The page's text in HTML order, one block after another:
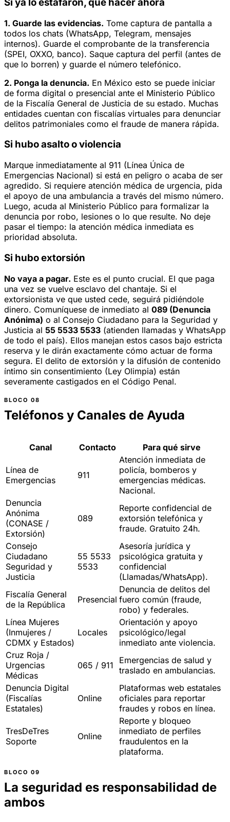
1. Guarde las evidencias. Tome captura de pantalla a
todos los chats (WhatsApp, Telegram, mensajes
internos). Guarde el comprobante de la transferencia
(SPEI, OXXO, banco). Saque captura del perfil (antes de
que lo borren) y guarde el número telefónico.
2. Ponga la denuncia. En México esto se puede iniciar
de forma digital o presencial ante el Ministerio Público
de la Fiscalía General de Justicia de su estado. Muchas
entidades cuentan con fiscalías virtuales para denunciar
delitos patrimoniales como el fraude de manera rápida.
Si hubo asalto o violencia
Marque inmediatamente al 911 (Línea Única de
Emergencias Nacional) si está en peligro o acaba de ser
agredido. Si requiere atención médica de urgencia, pida
el apoyo de una ambulancia a través del mismo número.
Luego, acuda al Ministerio Público para formalizar la
denuncia por robo, lesiones o lo que resulte. No deje
pasar el tiempo: la atención médica inmediata es
prioridad absoluta.
Si hubo extorsión
No vaya a pagar. Este es el punto crucial. El que paga
una vez se vuelve esclavo del chantaje. Si el
extorsionista ve que usted cede, seguirá pidiéndole
dinero. Comuníquese de inmediato al 089 (Denuncia
Anónima) o al Consejo Ciudadano para la Seguridad y
Justicia al 55 5533 5533 (atienden llamadas y WhatsApp
de todo el país). Ellos manejan estos casos bajo estricta
reserva y le dirán exactamente cómo actuar de forma
segura. El delito de extorsión y la difusión de contenido
íntimo sin consentimiento (Ley Olimpia) están
severamente castigados en el Código Penal.
Teléfonos y Canales de Ayuda
Canal Contacto Para qué sirve
Línea de
Emergencias
911
Atención inmediata de
policía, bomberos y
emergencias médicas.
Nacional.
Denuncia
Anónima
(CONASE /
Extorsión)
089
Reporte confidencial de
extorsión telefónica y
fraude. Gratuito 24h.
Consejo
Ciudadano
Seguridad y
Justicia
55 5533
5533
Asesoría jurídica y
psicológica gratuita y
confidencial
(Llamadas/WhatsApp).
Fiscalía General
de la República
Presencial
Denuncia de delitos del
fuero común (fraude,
robo) y federales.
Línea Mujeres
(Inmujeres /
CDMX y Estados)
Locales
Orientación y apoyo
psicológico/legal
inmediato ante violencia.
Cruz Roja /
Urgencias
Médicas
065 / 911
Emergencias de salud y
traslado en ambulancias.
Denuncia Digital
(Fiscalías
Estatales)
Online
Plataformas web estatales
oficiales para reportar
fraudes y robos en línea.
TresDeTres
Soporte
Online
Reporte y bloqueo
inmediato de perfiles
fraudulentos en la
plataforma.
La seguridad es responsabilidad de
ambos